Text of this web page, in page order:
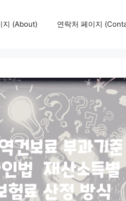
지 (About) 연락처 페이지